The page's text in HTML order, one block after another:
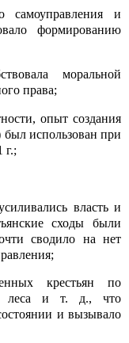
самоуправления и
формированию
моральной
права;
опыт создания
был использован при
г.;
власть и
сходы были
сводило на нет
крестьян по
леса и т. д., что
и вызывало